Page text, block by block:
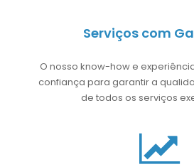
Serviços com
O nosso know-how e
confiança para garantir a
de todos os serviços